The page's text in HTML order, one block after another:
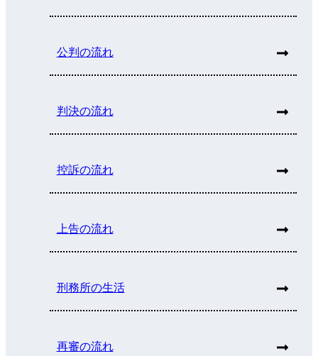
公判の流れ
判決の流れ
控訴の流れ
上告の流れ
刑務所の生活
再審の流れ